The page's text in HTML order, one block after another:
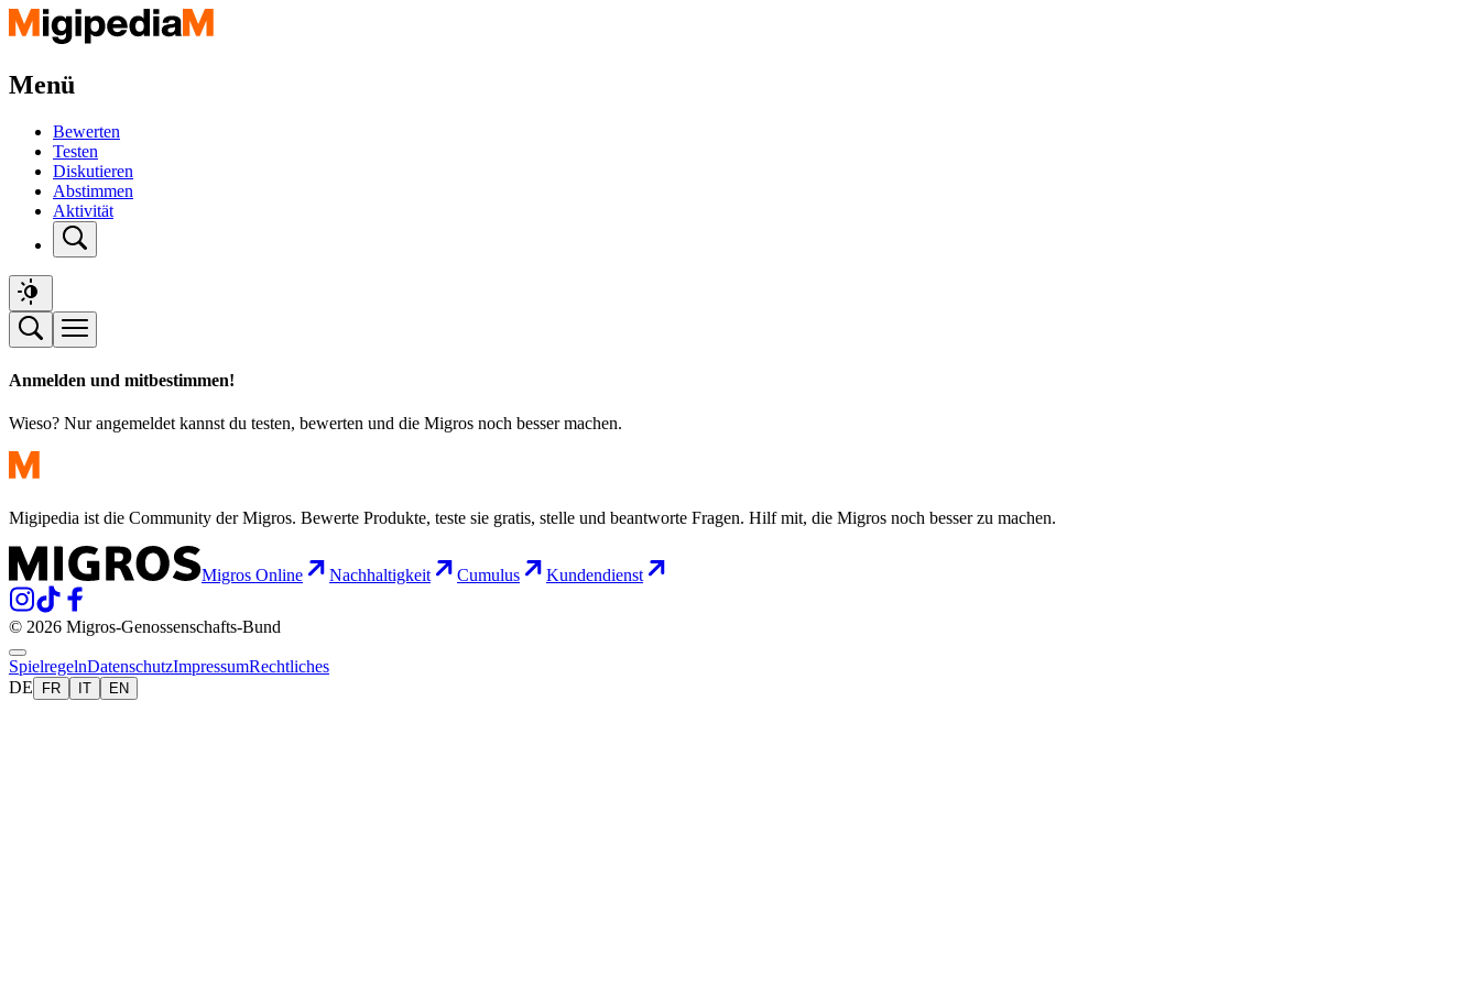
Menü
Bewerten
Testen
Diskutieren
Abstimmen
Aktivität
Anmelden und mitbestimmen!
Wieso? Nur angemeldet kannst du testen, bewerten und die Migros noch besser machen.
Migipedia ist die Community der Migros. Bewerte Produkte, teste sie gratis, stelle und beantworte Fragen. Hilf mit, die Migros noch besser zu machen.
Migros Online Nachhaltigkeit Cumulus Kundendienst
© 2026 Migros-Genossenschafts-Bund
SpielregelnDatenschutzImpressumRechtliches
DE
FR IT EN